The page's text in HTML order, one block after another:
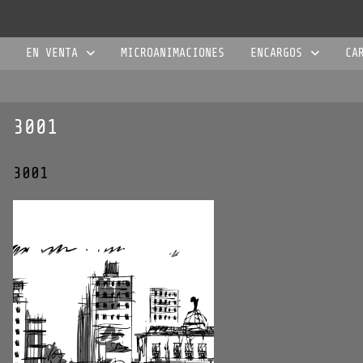
EN VENTA MICROANIMACIONES ENCARGOS
3001
3001